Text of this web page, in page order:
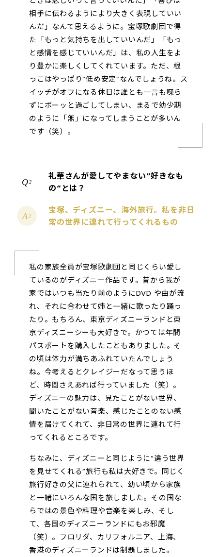
相手に伝わるようにより大きく表現していい
んだ」なんて思えるように。宝塚歌劇団で得
た「もっと気持ちを出していいんだ」「もっ
と感情を感じていいんだ」は、私の人生をよ
り豊かに楽しくしてくれています。ただ、根
っこはやっぱり“低め安定”なんでしょうね。ス
イッチがオフになる休日は誰とも一言も喋ら
ずにボーッと過ごしてしまい、まるで幼少期
のように「無」になってしまうことが多いん
です（笑）。
2
礼華さんが愛してやまない“好きなも
の“とは？
2
宝塚、ディズニー、海外旅行。私を非日
常の世界に連れて行ってくれるもの
私の家族全員が宝塚歌劇団と同じくらい愛し
ているのがディズニー作品です。昔から我が
家ではいつも当たり前のようにDVD や曲が流
れ、それに合わせて姉と一緒に歌ったり踊っ
たり。もちろん、東京ディズニーランドと東
京ディズニーシーも大好きで。かつては年間
パスポートを購入したこともありました。そ
の頃は体力が満ちあふれていたんでしょう
ね。今考えるとクレイジーだなって思うほ
ど、時間さえあれば行っていました（笑）。
ディズニーの魅力は、見たことがない世界、
聞いたことがない音楽、感じたことのない感
情を届けてくれて、非日常の世界に連れて行
ってくれるところです。
ちなみに、ディズニーと同じように“違う世界
を見せてくれる”旅行も私は大好きで。同じく
旅行好きの父に連れられて、幼い頃から家族
と一緒にいろんな国を旅しました。その国な
らではの景色や料理や音楽を楽しみ、そし
て、各国のディズニーランドにもお邪魔
（笑）。フロリダ、カリフォルニア、上海、
香港のディズニーランドは制覇しました。